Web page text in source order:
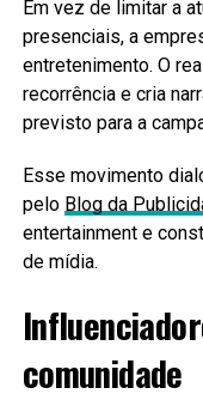
Em vez de limitar a
presenciais, a
entretenimento. O
recorrência e cria
previsto para a
Esse movimento
pelo Blog da
entertainment e
de mídia.
comunidade